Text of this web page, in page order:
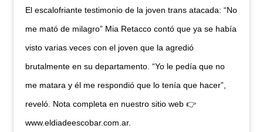
El escalofriante testimonio de la joven trans atacada: “No
me mató de milagro” Mia Retacco contó que ya se había
visto varias veces con el joven que la agredió
brutalmente en su departamento. “Yo le pedía que no
me matara y él me respondió que lo tenía que hacer”,
reveló. Nota completa en nuestro sitio web 👉
www.eldiadeescobar.com.ar.